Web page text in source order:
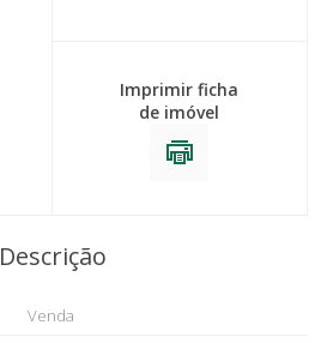
Imprimir ficha
de imóvel
Descrição
Venda